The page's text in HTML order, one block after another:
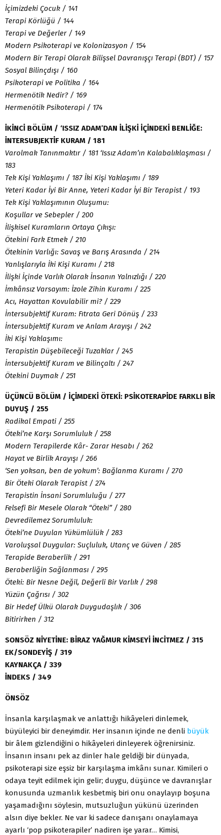
İçimizdeki Çocuk / 141
Terapi Körlüğü / 144
Terapi ve Değerler / 149
Modern Psikoterapi ve Kolonizasyon / 154
Modern Bir Terapi Olarak Bilişsel Davranışçı Terapi (BDT) / 157
Sosyal Bilinçdışı / 160
Psikoterapi ve Politika / 164
Hermenötik Nedir? / 169
Hermenötik Psikoterapi / 174
İKİNCİ BÖLÜM / ‘ISSIZ ADAM’DAN İLİŞKİ İÇİNDEKİ BENLİĞE:
İNTERSUBJEKTİF KURAM / 181
Varolmak Tanınmaktır / 181 ‘Issız Adam’ın Kalabalıklaşması /
183
Tek Kişi Yaklaşımı / 187 İki Kişi Yaklaşımı / 189
Yeteri Kadar İyi Bir Anne, Yeteri Kadar İyi Bir Terapist / 193
Tek Kişi Yaklaşımının Oluşumu:
Koşullar ve Sebepler / 200
İlişkisel Kuramların Ortaya Çıkışı:
Ötekini Fark Etmek / 210
Ötekinin Varlığı: Savaş ve Barış Arasında / 214
Yanlışlarıyla İki Kişi Kuramı / 218
İlişki İçinde Varlık Olarak İnsanın Yalnızlığı / 220
İmkânsız Varsayım: İzole Zihin Kuramı / 225
Acı, Hayattan Kovulabilir mi? / 229
İntersubjektif Kuram: Fıtrata Geri Dönüş / 233
İntersubjektif Kuram ve Anlam Arayışı / 242
İki Kişi Yaklaşımı:
Terapistin Düşebileceği Tuzaklar / 245
İntersubjektif Kuram ve Bilinçaltı / 247
Ötekini Duymak / 251
ÜÇÜNCÜ BÖLÜM / İÇİMDEKİ ÖTEKİ: PSİKOTERAPİDE FARKLI BİR
DUYUŞ / 255
Radikal Empati / 255
Öteki’ne Karşı Sorumluluk / 258
Modern Terapilerde Kâr- Zarar Hesabı / 262
Hayat ve Birlik Arayışı / 266
‘Sen yoksan, ben de yokum’: Bağlanma Kuramı / 270
Bir Öteki Olarak Terapist / 274
Terapistin İnsani Sorumluluğu / 277
Felsefi Bir Mesele Olarak “Öteki” / 280
Devredilemez Sorumluluk:
Öteki’ne Duyulan Yükümlülük / 283
Varoluşsal Duygular: Suçluluk, Utanç ve Güven / 285
Terapide Beraberlik / 291
Beraberliğin Sağlanması / 295
Öteki: Bir Nesne Değil, Değerli Bir Varlık / 298
Yüzün Çağrısı / 302
Bir Hedef Ülkü Olarak Duygudaşlık / 306
Bitirirken / 312
SONSÖZ NİYETİNE: BİRAZ YAĞMUR KİMSEYİ İNCİTMEZ / 315
EK/SONDEYİŞ / 319
KAYNAKÇA / 339
İNDEKS / 349
ÖNSÖZ
İnsanla karşılaşmak ve anlattığı hikâyeleri dinlemek,
büyüleyici bir deneyimdir. Her insanın içinde ne denli büyük
bir âlem gizlendiğini o hikâyeleri dinleyerek öğrenirsiniz.
İnsanın insanı pek az dinler hale geldiği bir dünyada,
psikoterapi size eşsiz bir karşılaşma imkânı sunar. Kimileri o
odaya teyit edilmek için gelir; duygu, düşünce ve davranışlar
konusunda uzmanlık kesbetmiş biri onu onaylayıp boşuna
yaşamadığını söylesin, mutsuzluğun yükünü üzerinden
alsın diye bekler. Ne var ki sadece danışanı onaylamaya
ayarlı ‘pop psikoterapiler’ nadiren işe yarar… Kimisi,